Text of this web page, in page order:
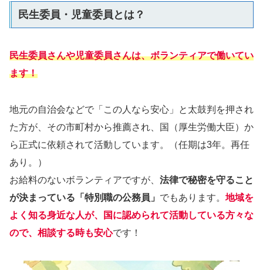
民生委員・児童委員とは？
民生委員さんや児童委員さんは、ボランティアで働いてい
ます！
地元の自治会などで「この人なら安心」と太鼓判を押され
た方が、その市町村から推薦され、国（厚生労働大臣）か
ら正式に依頼されて活動しています。（任期は3年。再任
あり。）
お給料のないボランティアですが、 法律で秘密を守ること
が決まっている「特別職の公務員」 でもあります。 地域を
よく知る身近な人が、国に認められて活動している方々な
ので、相談する時も安心です！